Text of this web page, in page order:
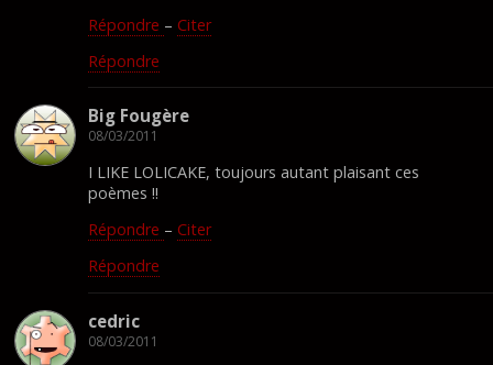
Répondre – Citer
Répondre
Big Fougère
08/03/2011
I LIKE LOLICAKE, toujours autant plaisant ces
poèmes !!
Répondre – Citer
Répondre
cedric
08/03/2011